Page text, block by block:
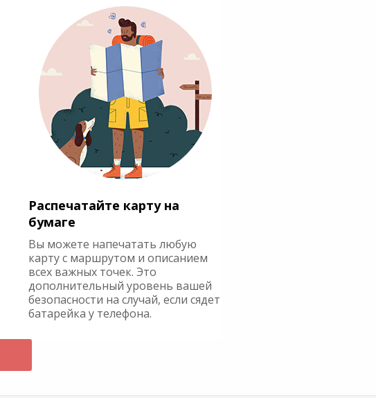
Распечатайте карту на
бумаге
Вы можете напечатать любую
карту с маршрутом и описанием
всех важных точек. Это
дополнительный уровень вашей
безопасности на случай, если сядет
батарейка у телефона.